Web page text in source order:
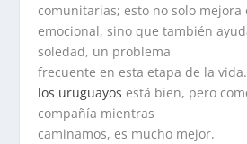
comunitarias; esto no solo
emocional, sino que también
soledad, un problema
frecuente en esta etapa de la
los uruguayos está bien, pero
compañía mientras
caminamos, es mucho mejor.